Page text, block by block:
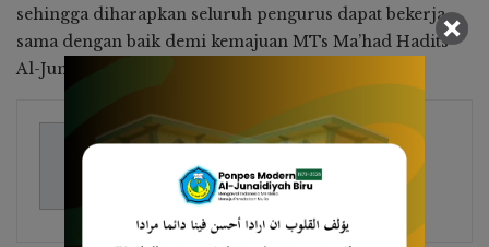
sehingga diharapkan seluruh pengurus dapat bekerja
sama dengan baik demi kemajuan MTs Ma’had Hadits
Al-Junaidiyah Biru.
Hasdawati Biru 22 Posts
Humas Mts Al Junaidiyah Biru